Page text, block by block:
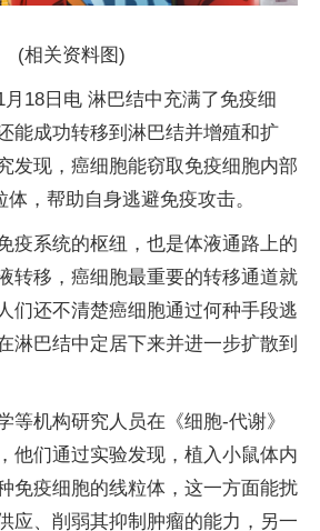
(相关资料图)
18日电 淋巴结中充满了免疫细
能成功转移到淋巴结并增殖和扩
发现，癌细胞能窃取免疫细胞内部
，帮助自身逃避免疫攻击。
疫系统的枢纽，也是体液通路上的
转移，癌细胞最重要的转移通道就
们还不清楚癌细胞通过何种手段逃
淋巴结中定居下来并进一步扩散到
等机构研究人员在《细胞-代谢》
他们通过实验发现，植入小鼠体内
免疫细胞的线粒体，这一方面能扰
应、削弱其抑制肿瘤的能力，另一